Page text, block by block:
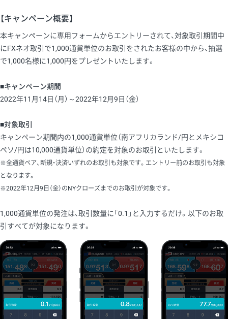
【キャンペーン概要】
本キャンペーンに専用フォームからエントリーされて、対象取引期間中
にFXネオ取引で1,000通貨単位のお取引をされたお客様の中から、抽選
で1,000名様に1,000円をプレゼントいたします。
■キャンペーン期間
2022年11月14日（月）～2022年12月9日（金）
■対象取引
キャンペーン期間内の1,000通貨単位（南アフリカランド/円とメキシコ
ペソ/円は10,000通貨単位）の約定を対象のお取引といたします。
※全通貨ペア、新規・決済いずれのお取引も対象です。エントリー前のお取引も対象
となります。
※2022年12月9日（金）のNYクローズまでのお取引が対象です。
1,000通貨単位の発注は、取引数量に「0.1」と入力するだけ。以下のお取
引すべてが対象になります。